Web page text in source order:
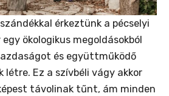
érkeztünk a pécselyi
ökologikus megoldásokból
és együttműködő
létre. Ez a szívbéli vágy akkor
távolinak tűnt, ám minden